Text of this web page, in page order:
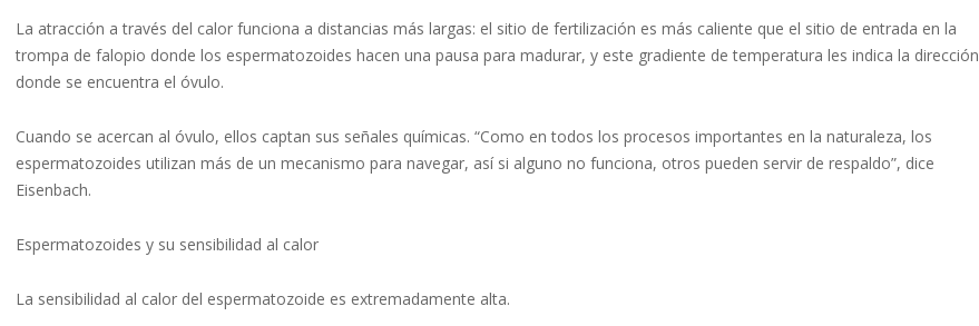
La atracción a través del calor funciona a distancias más largas: el sitio de fertilización es más caliente que el sitio de entrada en la
trompa de falopio donde los espermatozoides hacen una pausa para madurar, y este gradiente de temperatura les indica la dirección
donde se encuentra el óvulo.
Cuando se acercan al óvulo, ellos captan sus señales químicas. “Como en todos los procesos importantes en la naturaleza, los
espermatozoides utilizan más de un mecanismo para navegar, así si alguno no funciona, otros pueden servir de respaldo”, dice
Eisenbach.
Espermatozoides y su sensibilidad al calor
La sensibilidad al calor del espermatozoide es extremadamente alta.